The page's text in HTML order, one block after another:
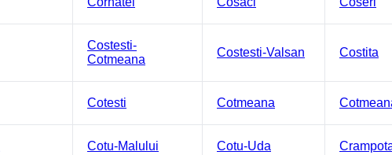
Costesti-
Cotmeana
Costesti-Valsan Costita
Cotesti Cotmeana
Cotu-Malului Cotu-Uda